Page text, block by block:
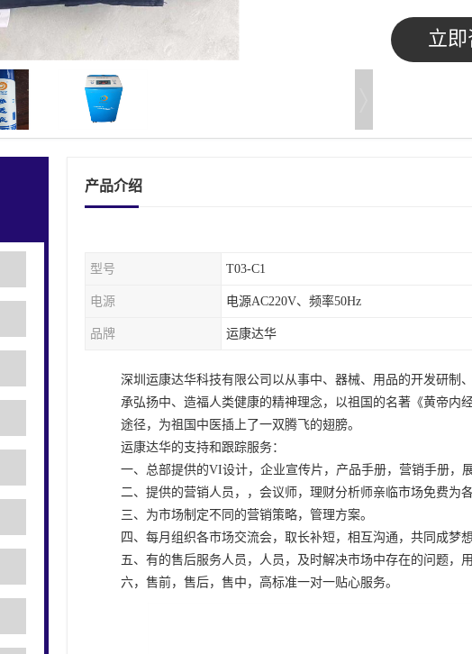
立
产品介绍
型号 T03-C1
电源 电源AC220V、频率50Hz
品牌 运康达华
深圳运康达华科技有限公司以从事中、器械、用品的开发研制
承弘扬中、造福人类健康的精神理念，以祖国的名著《黄帝内
途径，为祖国中医插上了一双腾飞的翅膀。
运康达华的支持和跟踪服务：
一、总部提供的VI设计，企业宣传片，产品手册，营销手册，
二、提供的营销人员，，会议师，理财分析师亲临市场免费为
三、为市场制定不同的营销策略，管理方案。
四、每月组织各市场交流会，取长补短，相互沟通，共同成梦
五、有的售后服务人员，人员，及时解决市场中存在的问题，
六，售前，售后，售中，高标准一对一贴心服务。